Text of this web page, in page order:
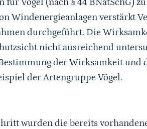
für Vögel (nach § 44 BNatSchG)
Windenergieanlagen verstärkt
durchgeführt. Die
nicht ausreichend
der Wirksamkeit und
der Artengruppe Vögel.
wurden die bereits